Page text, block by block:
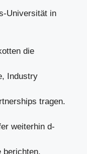
Universität in
die
Industry
tragen.
weiterhin d-
berichten.